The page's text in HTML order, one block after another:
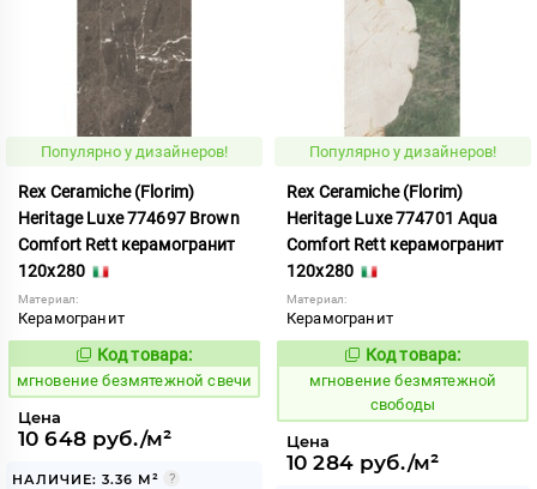
Популярно у дизайнеров!
Rex Ceramiche (Florim)
Heritage Luxe 774697 Brown
Comfort Rett керамогранит
120x280
Материал:
Керамогранит
938084
Код товара:
мгновение безмятежной свечи
Цена
10 648 руб./м²
НАЛИЧИЕ: 3.36 М²
Популярно у дизайнеров!
Rex Ceramiche (Florim)
Heritage Luxe 774701 Aqua
Comfort Rett керамогранит
120x280
Материал:
Керамогранит
938085
Код товара:
мгновение безмятежной
свободы
Цена
10 284 руб./м²